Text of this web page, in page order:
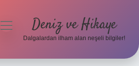
menüyü
Deniz ve Hikaye
Dalgalardan ilham alan neşeli bilgiler!